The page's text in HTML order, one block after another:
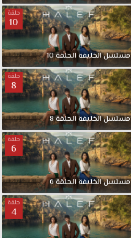
حلقة
10
مسلسل الخليفة الحلقة 10
حلقة
8
مسلسل الخليفة الحلقة 8
حلقة
6
مسلسل الخليفة الحلقة 6
حلقة
4